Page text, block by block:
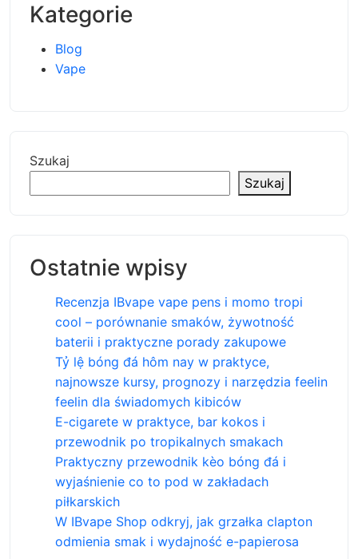
Kategorie
Blog
Vape
Szukaj
Szukaj
Ostatnie wpisy
Recenzja IBvape vape pens i momo tropi
cool – porównanie smaków, żywotność
baterii i praktyczne porady zakupowe
Tỷ lệ bóng đá hôm nay w praktyce,
najnowsze kursy, prognozy i narzędzia feelin
feelin dla świadomych kibiców
E-cigarete w praktyce, bar kokos i
przewodnik po tropikalnych smakach
Praktyczny przewodnik kèo bóng đá i
wyjaśnienie co to pod w zakładach
piłkarskich
W IBvape Shop odkryj, jak grzałka clapton
odmienia smak i wydajność e-papierosa